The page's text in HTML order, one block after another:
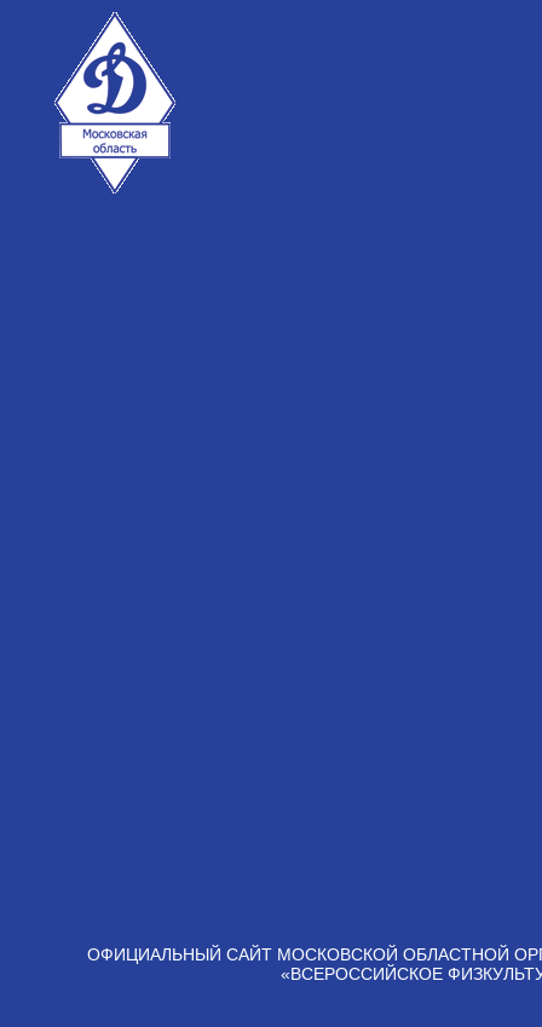
ОФИЦИАЛЬНЫЙ САЙТ МОСКОВСКОЙ ОБЛАСТНОЙ
«ВСЕРОССИЙСКОЕ